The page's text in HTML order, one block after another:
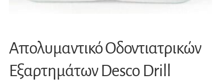
Απολυμαντικό Οδοντιατρικών
Εξαρτημάτων Desco Drill